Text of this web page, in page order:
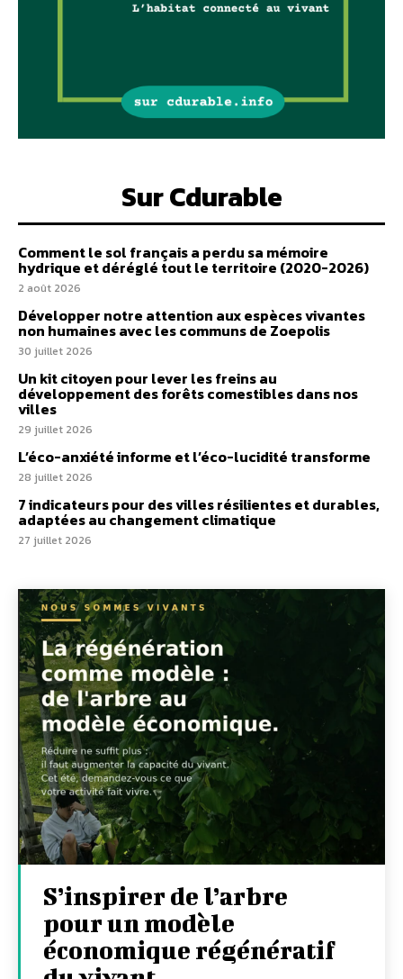
Sur Cdurable
Comment le sol français a perdu sa mémoire
hydrique et déréglé tout le territoire (2020-2026)
2 août 2026
Développer notre attention aux espèces vivantes
non humaines avec les communs de Zoepolis
30 juillet 2026
Un kit citoyen pour lever les freins au
développement des forêts comestibles dans nos
villes
29 juillet 2026
L’éco-anxiété informe et l’éco-lucidité transforme
28 juillet 2026
7 indicateurs pour des villes résilientes et durables,
adaptées au changement climatique
27 juillet 2026
S’inspirer de l’arbre
pour un modèle
économique régénératif